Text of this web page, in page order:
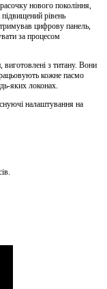
нового покоління,
рівень
цифрову панель,
за процесом
з титану. Вони
кожне пасмо
яких локонах.
налаштування на